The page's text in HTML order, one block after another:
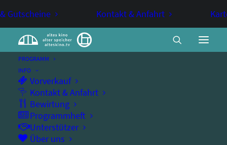
Gutscheine Kontakt & Anfahrt
PROGRAMM
INFO
Vorverkauf
Kontakt & Anfahrt
Bewirtung
Programmheft
Unterstützer
Über uns
Das Flüstern der Wälder
KINO MITTWOCHSKINO